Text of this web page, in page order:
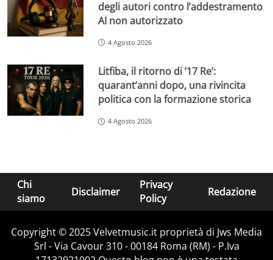
degli autori contro l’addestramento
AI non autorizzato
4 Agosto 2026
Litfiba, il ritorno di ’17 Re’:
quarant’anni dopo, una rivincita
politica con la formazione storica
4 Agosto 2026
Chi
siamo
Disclaimer
Privacy
Policy
Redazione
Copyright © 2025 Velvetmusic.it proprietà di Jws Media
Srl - Via Cavour 310 - 00184 Roma (RM) - P.Iva